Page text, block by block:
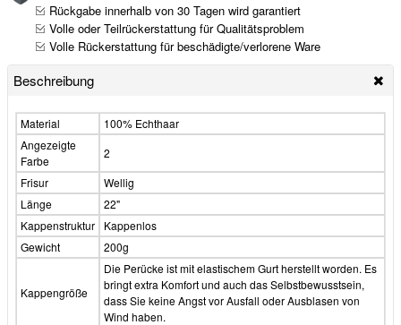
Rückgabe innerhalb von 30 Tagen wird garantiert
Volle oder Teilrückerstattung für Qualitätsproblem
Volle Rückerstattung für beschädigte/verlorene Ware
Beschreibung
Material
100% Echthaar
Angezeigte
Farbe
2
Frisur
Wellig
Länge
22"
Kappenstruktur
Kappenlos
Gewicht
200g
Kappengröße
Die Perücke ist mit elastischem Gurt herstellt worden. Es
bringt extra Komfort und auch das Selbstbewusstsein,
dass Sie keine Angst vor Ausfall oder Ausblasen von
Wind haben.